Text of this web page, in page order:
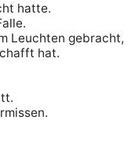
hatte.
Leuchten gebracht,
hat.